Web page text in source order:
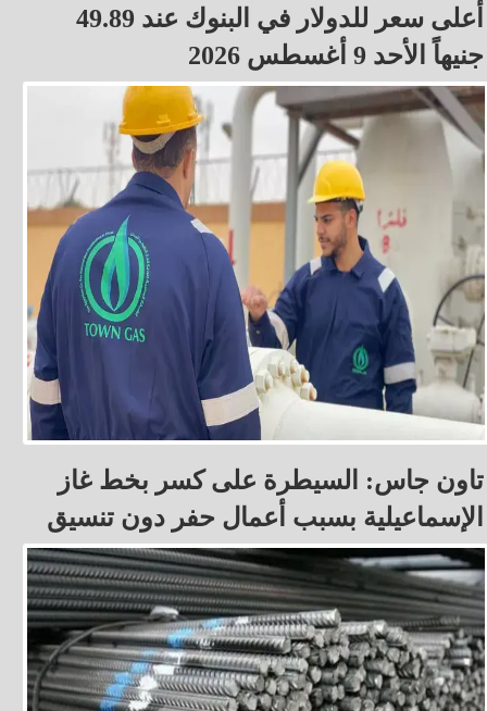
أعلى سعر للدولار في البنوك عند 49.89
جنيهاً الأحد 9 أغسطس 2026
تاون جاس: السيطرة على كسر بخط غاز
الإسماعيلية بسبب أعمال حفر دون تنسيق